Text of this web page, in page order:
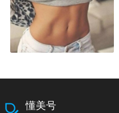
懂美号